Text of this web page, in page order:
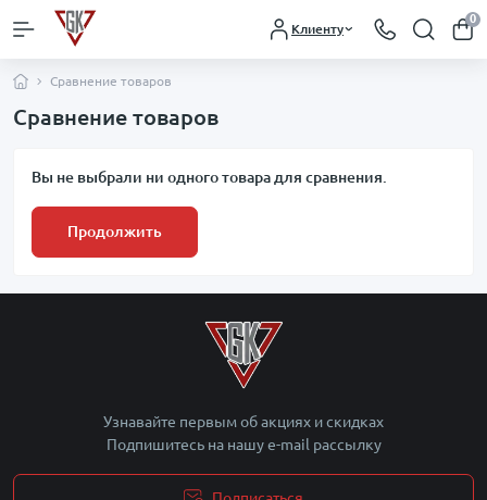
Клиенту
0
Сравнение товаров
Сравнение товаров
Вы не выбрали ни одного товара для сравнения.
Продолжить
Узнавайте первым об акциях и скидках
Подпишитесь на нашу e-mail рассылку